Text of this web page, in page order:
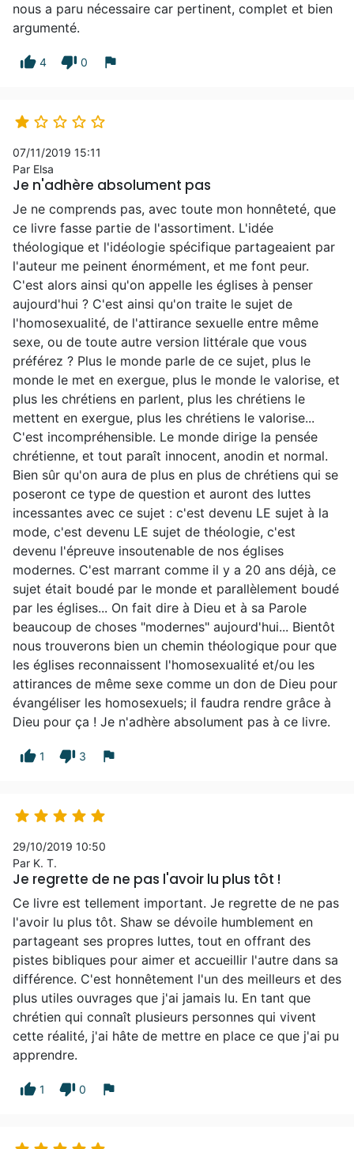
nous a paru nécessaire car pertinent, complet et bien
argumenté.
thumb_up 4 thumb_down 0 flag
    
07/11/2019 15:11
Par Elsa
Je n'adhère absolument pas
Je ne comprends pas, avec toute mon honnêteté, que
ce livre fasse partie de l'assortiment. L'idée
théologique et l'idéologie spécifique partageaient par
l'auteur me peinent énormément, et me font peur.
C'est alors ainsi qu'on appelle les églises à penser
aujourd'hui ? C'est ainsi qu'on traite le sujet de
l'homosexualité, de l'attirance sexuelle entre même
sexe, ou de toute autre version littérale que vous
préférez ? Plus le monde parle de ce sujet, plus le
monde le met en exergue, plus le monde le valorise, et
plus les chrétiens en parlent, plus les chrétiens le
mettent en exergue, plus les chrétiens le valorise...
C'est incompréhensible. Le monde dirige la pensée
chrétienne, et tout paraît innocent, anodin et normal.
Bien sûr qu'on aura de plus en plus de chrétiens qui se
poseront ce type de question et auront des luttes
incessantes avec ce sujet : c'est devenu LE sujet à la
mode, c'est devenu LE sujet de théologie, c'est
devenu l'épreuve insoutenable de nos églises
modernes. C'est marrant comme il y a 20 ans déjà, ce
sujet était boudé par le monde et parallèlement boudé
par les églises... On fait dire à Dieu et à sa Parole
beaucoup de choses "modernes" aujourd'hui... Bientôt
nous trouverons bien un chemin théologique pour que
les églises reconnaissent l'homosexualité et/ou les
attirances de même sexe comme un don de Dieu pour
évangéliser les homosexuels; il faudra rendre grâce à
Dieu pour ça ! Je n'adhère absolument pas à ce livre.
thumb_up 1 thumb_down 3 flag
    
29/10/2019 10:50
Par K. T.
Je regrette de ne pas l'avoir lu plus tôt !
Ce livre est tellement important. Je regrette de ne pas
l'avoir lu plus tôt. Shaw se dévoile humblement en
partageant ses propres luttes, tout en offrant des
pistes bibliques pour aimer et accueillir l'autre dans sa
différence. C'est honnêtement l'un des meilleurs et des
plus utiles ouvrages que j'ai jamais lu. En tant que
chrétien qui connaît plusieurs personnes qui vivent
cette réalité, j'ai hâte de mettre en place ce que j'ai pu
apprendre.
thumb_up 1 thumb_down 0 flag